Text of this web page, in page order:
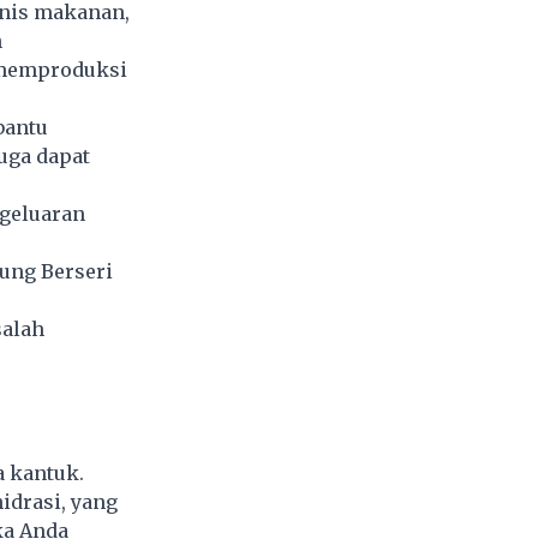
makanan,
dapat
Berseri
kantuk.
yang
Anda